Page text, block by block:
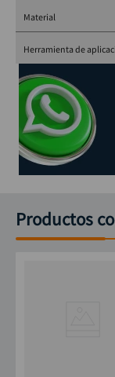
Material
Herramienta de
Productos